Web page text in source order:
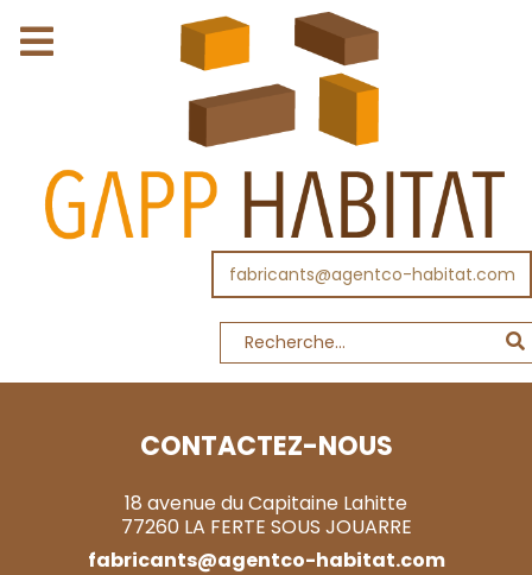
fabricants@agentco-habitat.com
CONTACTEZ-NOUS
18 avenue du Capitaine Lahitte
77260 LA FERTE SOUS JOUARRE
fabricants@agentco-habitat.com